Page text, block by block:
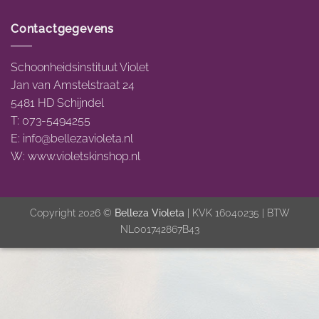
Contactgegevens
Schoonheidsinstituut Violet
Jan van Amstelstraat 24
5481 HD Schijndel
T: 073-5494255
E: info@bellezavioleta.nl
W: www.violetskinshop.nl
Copyright 2026 © Belleza Violeta | KVK 16040235 | BTW
NL001742867B43